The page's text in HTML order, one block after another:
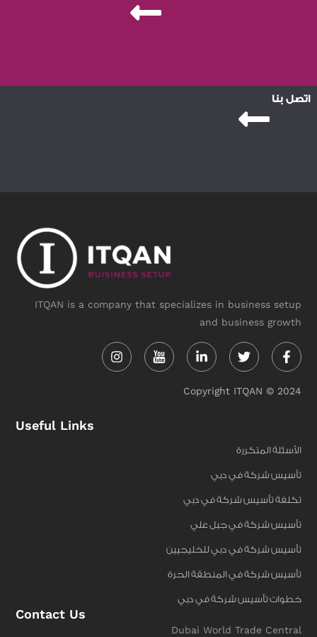
اتصل بنا
ITQAN is a company that specializes in business setup
and business growth
in f
Copyright ITQAN © 2024
Useful Links
الأسئلة المتكررة
تأسيس شركة في دبي
تكلفة تأسيس شركة في دبي
تأسيس شركة في جبل علي
تأسيس شركة في دبي للخليجيين
تأسيس شركة في المنطقة الحرة
خطوات تأسيس شركة في دبي
Contact Us
Dubai World Trade Central